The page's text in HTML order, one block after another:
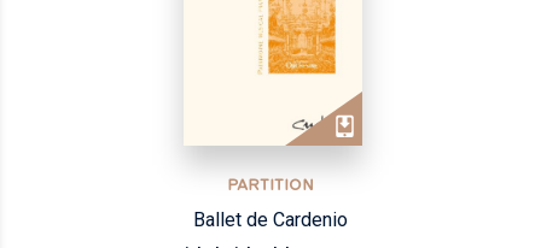
PARTITION
Ballet de Cardenio